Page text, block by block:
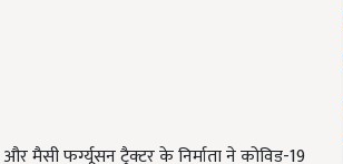
मैसी फर्ग्यूसन ट्रैक्टर के निर्माता ने कोविड-19